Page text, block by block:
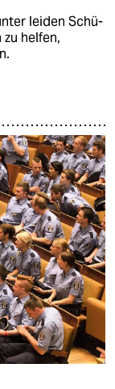
leiden Schü­
helfen,